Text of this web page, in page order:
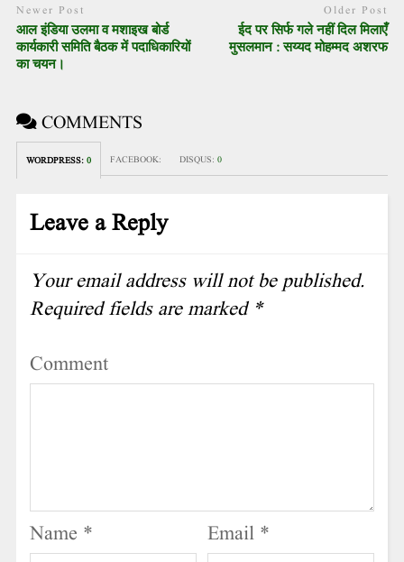
Newer Post
आल इंडिया उलमा व मशाइख बोर्ड
कार्यकारी समिति बैठक में पदाधिकारियों
का चयन।
Older Post
ईद पर सिर्फ गले नहीं दिल मिलाएँ
मुसलमान : सय्यद मोहम्मद अशरफ
COMMENTS
WORDPRESS: 0 FACEBOOK: DISQUS: 0
Leave a Reply
Your email address will not be published.
Required fields are marked *
Comment
Name * Email *